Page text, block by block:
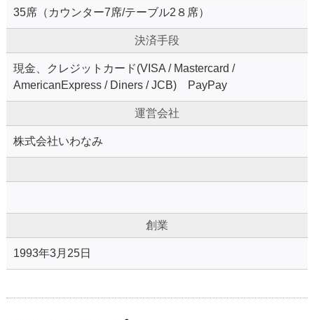
35席（カウンター7席/テーブル2８席）
決済手段
現金、クレジットカード(VISA / Mastercard /
AmericanExpress / Diners / JCB) PayPay
運営会社
株式会社いわなみ
創業
1993年3月25日